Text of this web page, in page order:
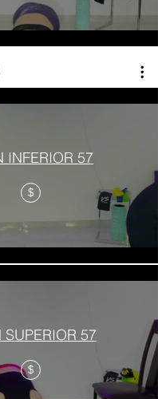
INFERIOR 57
$
SUPERIOR 57
$